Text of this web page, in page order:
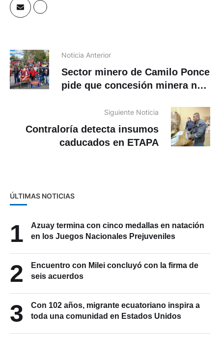
Noticia Anterior
Sector minero de Camilo Ponce
pide que concesión minera no
Siguiente Noticia
Contraloría detecta insumos
caducados en ETAPA
ÚLTIMAS NOTICIAS
1
Azuay termina con cinco medallas en natación
en los Juegos Nacionales Prejuveniles
2
Encuentro con Milei concluyó con la firma de
seis acuerdos
3
Con 102 años, migrante ecuatoriano inspira a
toda una comunidad en Estados Unidos